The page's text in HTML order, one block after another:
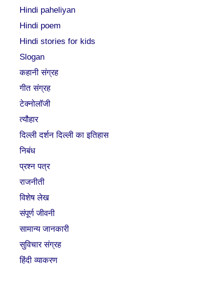
Hindi paheliyan
Hindi poem
Hindi stories for kids
Slogan
कहानी संग्रह
गीत संग्रह
टेक्नोलॉजी
त्यौहार
दिल्ली दर्शन दिल्ली का इतिहास
निबंध
प्रश्न पत्र
राजनीती
विशेष लेख
संपूर्ण जीवनी
सामान्य जानकारी
सुविचार संग्रह
हिंदी व्याकरण